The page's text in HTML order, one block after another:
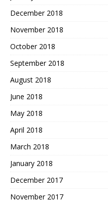
December 2018
November 2018
October 2018
September 2018
August 2018
June 2018
May 2018
April 2018
March 2018
January 2018
December 2017
November 2017